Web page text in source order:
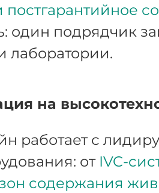
постгарантийное
один подрядчик
лаборатории.
на
работает с
от IVC-
содержания